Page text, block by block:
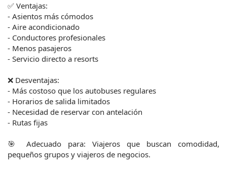
✅ Ventajas:
- Asientos más cómodos
- Aire acondicionado
- Conductores profesionales
- Menos pasajeros
- Servicio directo a resorts
❌ Desventajas:
- Más costoso que los autobuses regulares
- Horarios de salida limitados
- Necesidad de reservar con antelación
- Rutas fijas
🎯 Adecuado para: Viajeros que buscan comodidad,
pequeños grupos y viajeros de negocios.